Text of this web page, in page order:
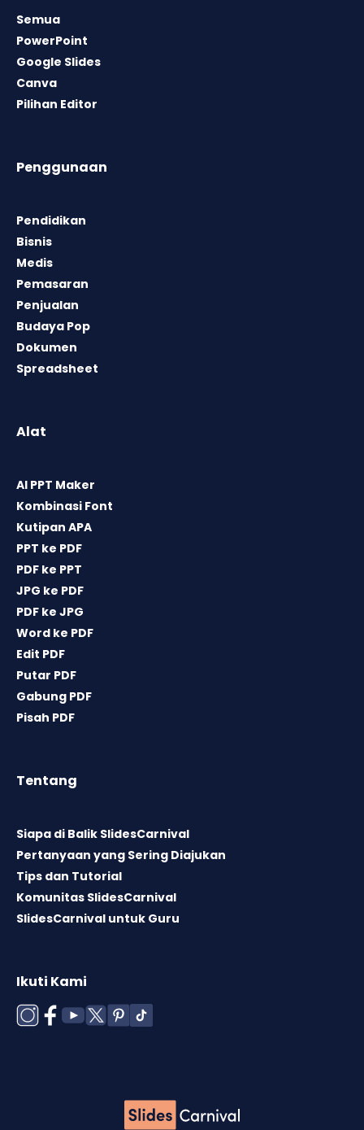
Semua
PowerPoint
Google Slides
Canva
Pilihan Editor
Penggunaan
Pendidikan
Bisnis
Medis
Pemasaran
Penjualan
Budaya Pop
Dokumen
Spreadsheet
Alat
AI PPT Maker
Kombinasi Font
Kutipan APA
PPT ke PDF
PDF ke PPT
JPG ke PDF
PDF ke JPG
Word ke PDF
Edit PDF
Putar PDF
Gabung PDF
Pisah PDF
Tentang
Siapa di Balik SlidesCarnival
Pertanyaan yang Sering Diajukan
Tips dan Tutorial
Komunitas SlidesCarnival
SlidesCarnival untuk Guru
Ikuti Kami